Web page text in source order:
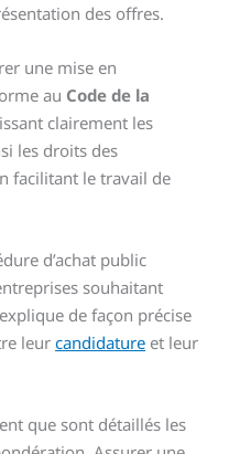
des offres.
une mise en
au Code de la
clairement les
les droits des
facilitant le travail de
d’achat public
souhaitant
de façon précise
leurcandidature et leur
que sont détaillés les